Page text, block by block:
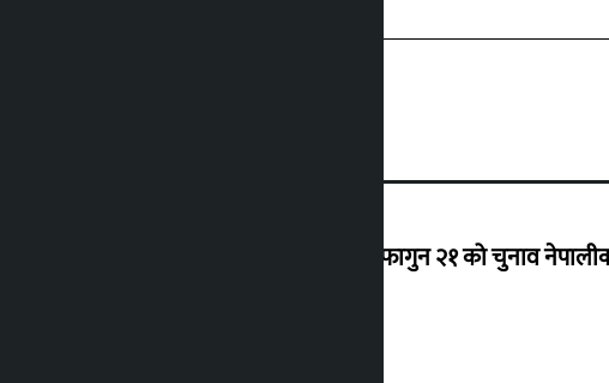
‘राजसंस्था हटेदेखि नेपाललाई दशा लाग्यो, फागुन २१ को चुनाव